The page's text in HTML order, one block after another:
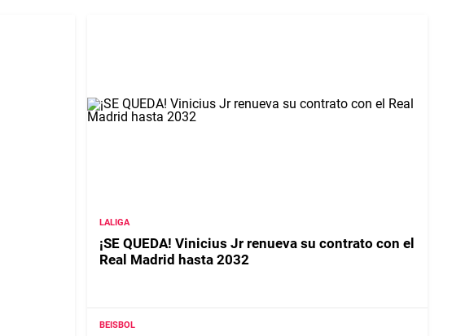
LALIGA
¡SE QUEDA! Vinicius Jr renueva su contrato con el
Real Madrid hasta 2032
BEISBOL